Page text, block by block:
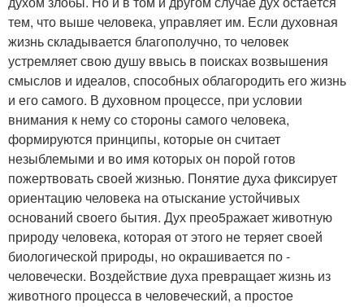
тем, что выше человека, управляет им. Если духовная
жизнь складывается благополучно, то человек
устремляет свою душу ввысь в поисках возвышения
смыслов и идеалов, способных облагородить его жизнь
и его самого. В духовном процессе, при условии
внимания к нему со стороны самого человека,
формируются принципы, которые он считает
незыблемыми и во имя которых он порой готов
пожертвовать своей жизнью. Понятие духа фиксирует
ориентацию человека на отыскание устойчивых
оснований своего бытия. Дух прео5ражает животную
природу человека, которая от этого не теряет своей
биологической природы, но окрашивается по ­
человечески. Воздействие духа превращает жизнь из
животного процесса в человеческий, а простое